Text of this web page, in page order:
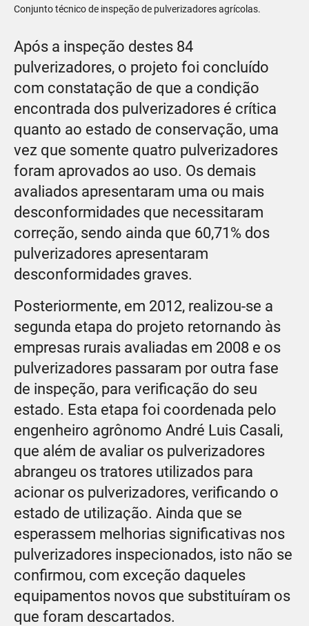
Conjunto técnico de inspeção de pulverizadores agrícolas.
Após a inspeção destes 84
pulverizadores, o projeto foi concluído
com constatação de que a condição
encontrada dos pulverizadores é crítica
quanto ao estado de conservação, uma
vez que somente quatro pulverizadores
foram aprovados ao uso. Os demais
avaliados apresentaram uma ou mais
desconformidades que necessitaram
correção, sendo ainda que 60,71% dos
pulverizadores apresentaram
desconformidades graves.
Posteriormente, em 2012, realizou-se a
segunda etapa do projeto retornando às
empresas rurais avaliadas em 2008 e os
pulverizadores passaram por outra fase
de inspeção, para verificação do seu
estado. Esta etapa foi coordenada pelo
engenheiro agrônomo André Luis Casali,
que além de avaliar os pulverizadores
abrangeu os tratores utilizados para
acionar os pulverizadores, verificando o
estado de utilização. Ainda que se
esperassem melhorias significativas nos
pulverizadores inspecionados, isto não se
confirmou, com exceção daqueles
equipamentos novos que substituíram os
que foram descartados.